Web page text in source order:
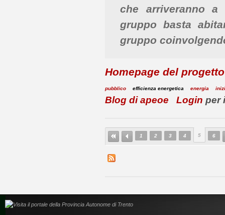
che arriveranno a
gruppo basta
gruppo
Homepage del progetto
pubblico efficienza energetica energia
Blog di apeoe Login per
1 2 3 4 5 6